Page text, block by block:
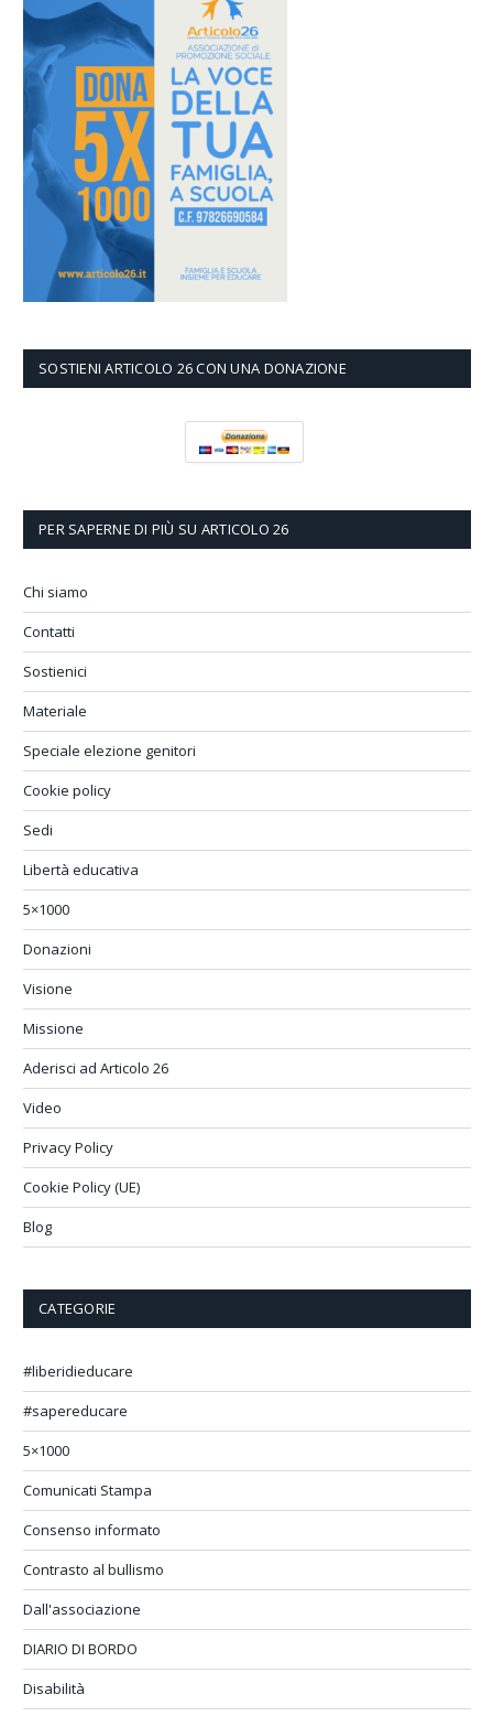
SOSTIENI ARTICOLO 26 CON UNA DONAZIONE
PER SAPERNE DI PIÙ SU ARTICOLO 26
Chi siamo
Contatti
Sostienici
Materiale
Speciale elezione genitori
Cookie policy
Sedi
Libertà educativa
5×1000
Donazioni
Visione
Missione
Aderisci ad Articolo 26
Video
Privacy Policy
Cookie Policy (UE)
Blog
CATEGORIE
#liberidieducare
#sapereducare
5×1000
Comunicati Stampa
Consenso informato
Contrasto al bullismo
Dall'associazione
DIARIO DI BORDO
Disabilità